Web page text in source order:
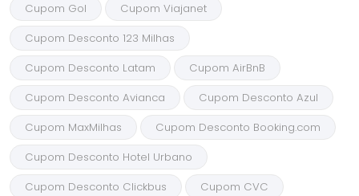
Cupom Gol
Cupom Viajanet
Cupom Desconto 123 Milhas
Cupom Desconto Latam
Cupom AirBnB
Cupom Desconto Avianca
Cupom Desconto Azul
Cupom MaxMilhas
Cupom Desconto Booking.com
Cupom Desconto Hotel Urbano
Cupom Desconto Clickbus
Cupom CVC